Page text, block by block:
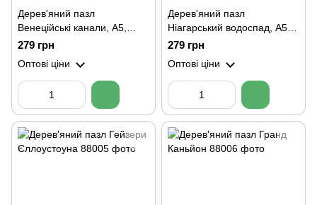
Дерев'яний пазл
Венеційські канали, А5,
Картонна коробка
279 грн
Оптові ціни
Дерев'яний пазл
Ніагарський водоспад, А5,
Картонна коробка
279 грн
Оптові ціни